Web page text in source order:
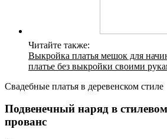
Читайте также:
Выкройка платья мешок для
платье без выкройки своими
Свадебные платья в деревенском стиле
Подвенечный наряд в
прованс